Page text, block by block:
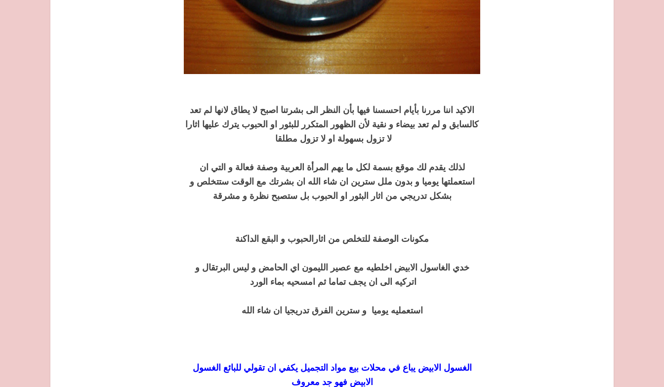
الاكيد اننا مررنا بأيام احسسنا فيها بأن النظر الى بشرتنا اصبح لا يطاق لانها لم تعد
كالسابق و لم تعد بيضاء و نقية لأن الظهور المتكرر للبثور او الحبوب يترك عليها اثارا
لا تزول بسهولة او لا تزول مطلقا
لذلك يقدم لك موقع بسمة لكل ما يهم المرأة العربية وصفة فعالة و التي ان
استعملتها يوميا و بدون ملل سترين ان شاء الله ان بشرتك مع الوقت ستتخلص و
بشكل تدريجي من اثار البثور او الحبوب بل ستصبح نظرة و مشرقة
مكونات الوصفة للتخلص من اثارالحبوب و البقع الداكنة
خدي الغاسول الابيض اخلطيه مع عصير الليمون اي الحامض و ليس البرتقال و
اتركيه الى ان يجف تماما ثم امسحيه بماء الورد
استعمليه يوميا و سترين الفرق تدريجيا ان شاء الله
الغسول الابيض يباع في محلات بيع مواد التجميل يكفي ان تقولي للبائع الغسول
الابيض فهو جد معروف